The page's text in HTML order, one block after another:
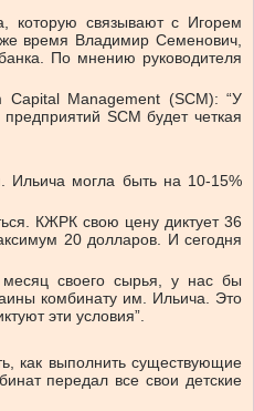
связывают с Игорем
время Владимир Семенович,
По мнению руководителя
Capital Management (SCM): “У
SCM будет четкая
Ильича могла быть на 10-15%
КЖРК свою цену диктует 36
20 долларов. И сегодня
своего сырья, у нас бы
комбинату им. Ильича. Это
эти условия”.
как выполнить существующие
передал все свои детские